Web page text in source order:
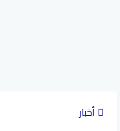
أخبار